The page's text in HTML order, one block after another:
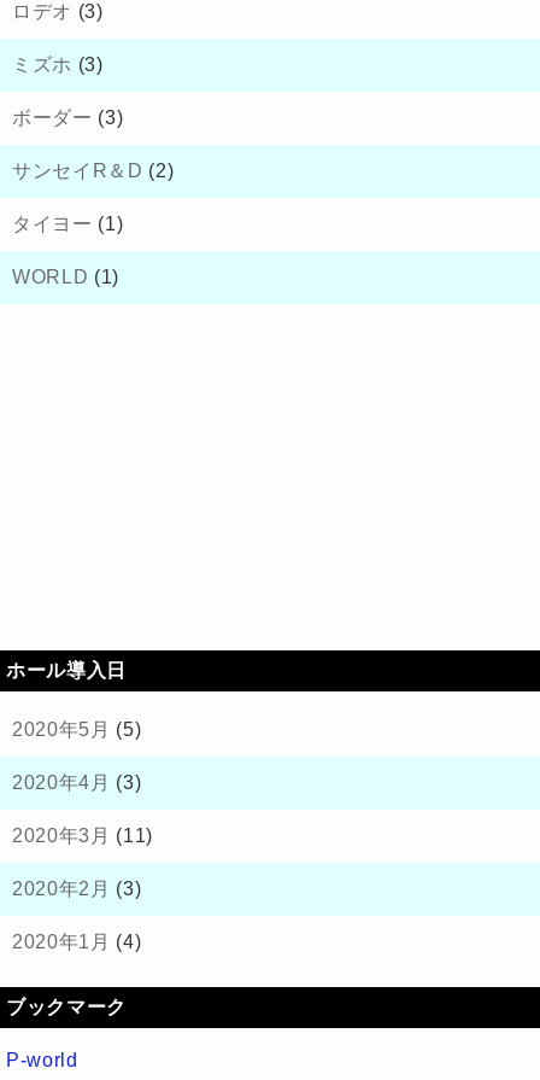
ロデオ (3)
ミズホ (3)
ボーダー (3)
サンセイR＆D (2)
タイヨー (1)
WORLD (1)
ホール導入日
2020年5月 (5)
2020年4月 (3)
2020年3月 (11)
2020年2月 (3)
2020年1月 (4)
ブックマーク
P-world